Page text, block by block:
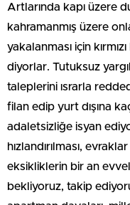
Artlarında kapı üzere
kahramanmış üzere
yakalanması için
diyorlar. Tutuksuz
taleplerini ısrarla
filan edip yurt dışına
adaletsizliğe isyan
hızlandırılması,
eksikliklerin bir an
bekliyoruz, takip